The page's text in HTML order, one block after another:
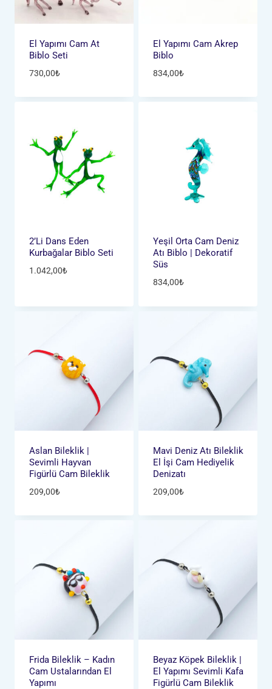
El Yapımı Cam At
Biblo Seti
730,00₺
El Yapımı Cam Akrep
Biblo
834,00₺
2’li Dans Eden
Kurbağalar Biblo Seti
1.042,00₺
Yeşil Orta Cam Deniz
Atı Biblo | Dekoratif
Süs
834,00₺
Aslan Bileklik |
Sevimli Hayvan
Figürlü Cam Bileklik
209,00₺
Mavi Deniz Atı Bileklik
El İşi Cam Hediyelik
Denizatı
209,00₺
Frida Bileklik – Kadın
Cam Ustalarından El
Yapımı
Beyaz Köpek Bileklik |
El Yapımı Sevimli Kafa
Figürlü Cam Bileklik